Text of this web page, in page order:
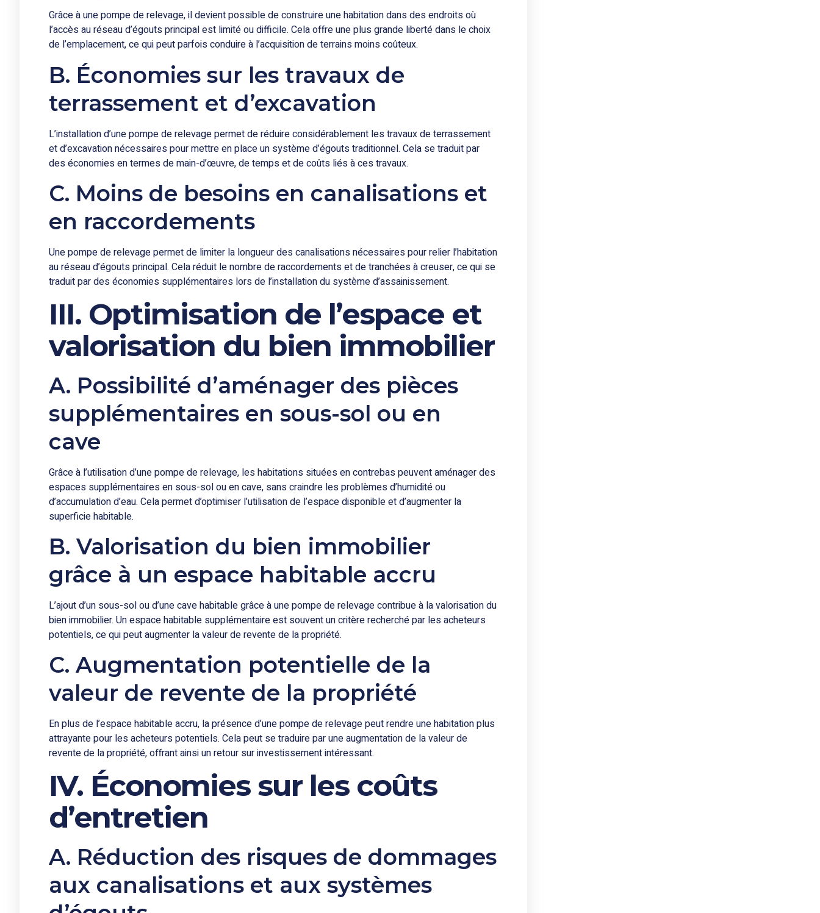
Grâce à une pompe de relevage, il devient possible de construire une habitation dans des endroits où
l’accès au réseau d’égouts principal est limité ou difficile. Cela offre une plus grande liberté dans le choix
de l’emplacement, ce qui peut parfois conduire à l’acquisition de terrains moins coûteux.
B. Économies sur les travaux de
terrassement et d’excavation
L’installation d’une pompe de relevage permet de réduire considérablement les travaux de terrassement
et d’excavation nécessaires pour mettre en place un système d’égouts traditionnel. Cela se traduit par
des économies en termes de main-d’œuvre, de temps et de coûts liés à ces travaux.
C. Moins de besoins en canalisations et
en raccordements
Une pompe de relevage permet de limiter la longueur des canalisations nécessaires pour relier l’habitation
au réseau d’égouts principal. Cela réduit le nombre de raccordements et de tranchées à creuser, ce qui se
traduit par des économies supplémentaires lors de l’installation du système d’assainissement.
III. Optimisation de l’espace et
valorisation du bien immobilier
A. Possibilité d’aménager des pièces
supplémentaires en sous-sol ou en
cave
Grâce à l’utilisation d’une pompe de relevage, les habitations situées en contrebas peuvent aménager des
espaces supplémentaires en sous-sol ou en cave, sans craindre les problèmes d’humidité ou
d’accumulation d’eau. Cela permet d’optimiser l’utilisation de l’espace disponible et d’augmenter la
superficie habitable.
B. Valorisation du bien immobilier
grâce à un espace habitable accru
L’ajout d’un sous-sol ou d’une cave habitable grâce à une pompe de relevage contribue à la valorisation du
bien immobilier. Un espace habitable supplémentaire est souvent un critère recherché par les acheteurs
potentiels, ce qui peut augmenter la valeur de revente de la propriété.
C. Augmentation potentielle de la
valeur de revente de la propriété
En plus de l’espace habitable accru, la présence d’une pompe de relevage peut rendre une habitation plus
attrayante pour les acheteurs potentiels. Cela peut se traduire par une augmentation de la valeur de
revente de la propriété, offrant ainsi un retour sur investissement intéressant.
IV. Économies sur les coûts
d’entretien
A. Réduction des risques de dommages
aux canalisations et aux systèmes